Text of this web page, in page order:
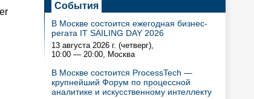
События
В Москве состоится ежегодная бизнес-
регата IT SAILING DAY 2026
13 августа 2026 г. (четверг),
10:00 — 20:00, Москва
В Москве состоится ProcessTech —
крупнейший Форум по процессной
аналитике и искусственному интеллекту